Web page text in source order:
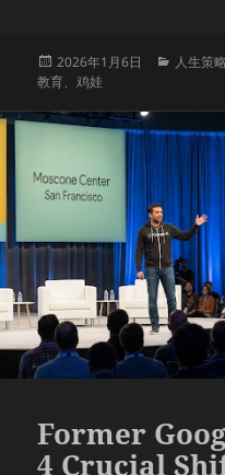
发
布
2026年1月6日
分
人生策略
教育、鸡娃
Former
4 Crucial